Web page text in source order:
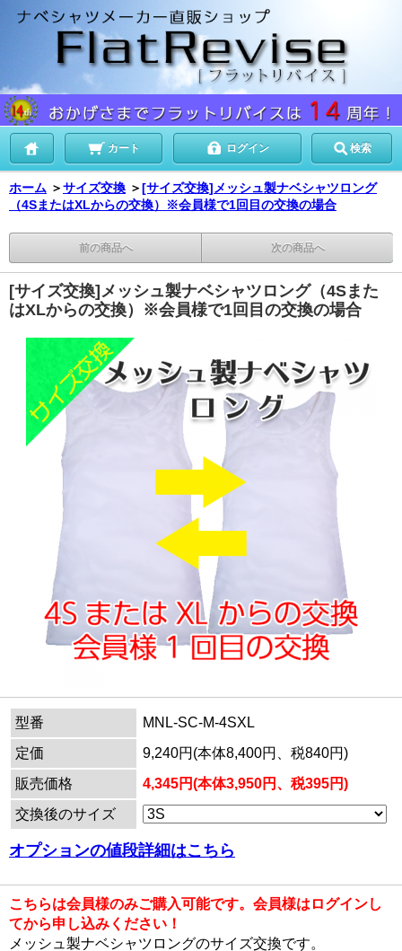
カート ログイン 検索
ホーム ＞サイズ交換 ＞[サイズ交換]メッシュ製ナベシャツロング
（4SまたはXLからの交換）※会員様で1回目の交換の場合
前の商品へ 次の商品へ
[サイズ交換]メッシュ製ナベシャツロング（4Sまた
はXLからの交換）※会員様で1回目の交換の場合
型番
MNL-SC-M-4SXL
定価
9,240円(本体8,400円、税840円)
販売価格
4,345円(本体3,950円、税395円)
交換後のサイズ
オプションの値段詳細はこちら
こちらは会員様のみご購入可能です。会員様はログインし
てから申し込みください！
メッシュ製ナベシャツロングのサイズ交換です。